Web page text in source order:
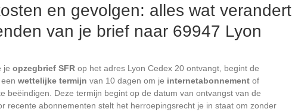
en gevolgen: alles wat verandert
van je brief naar 69947 Lyon
je opzegbrief SFR op het adres Lyon Cedex 20 ontvangt, begint de
wettelijke termijn van 10 dagen om je internetabonnement of
beëindigen. Deze termijn begint op de datum van ontvangst van de
recente abonnementen stelt het herroepingsrecht je in staat om zonder